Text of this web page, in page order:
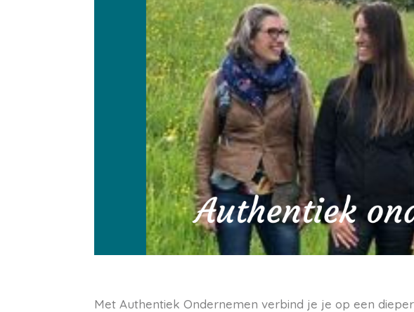
Met Authentiek Ondernemen verbind je je op een